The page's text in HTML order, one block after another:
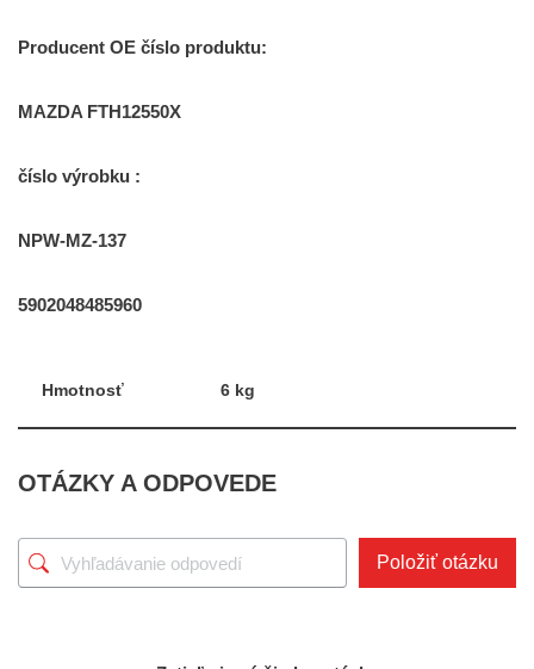
Producent OE číslo produktu:
MAZDA FTH12550X
číslo výrobku :
NPW-MZ-137
5902048485960
Hmotnosť 6 kg
OTÁZKY A ODPOVEDE
Položiť otázku